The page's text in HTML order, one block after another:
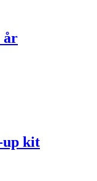
år
up kit